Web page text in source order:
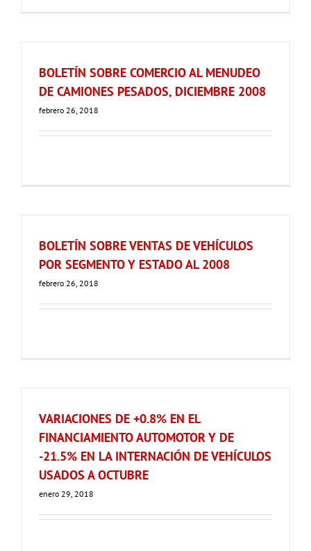
BOLETÍN SOBRE COMERCIO AL MENUDEO
DE CAMIONES PESADOS, DICIEMBRE 2008
febrero 26, 2018
BOLETÍN SOBRE VENTAS DE VEHÍCULOS
POR SEGMENTO Y ESTADO AL 2008
febrero 26, 2018
VARIACIONES DE +0.8% EN EL
FINANCIAMIENTO AUTOMOTOR Y DE
-21.5% EN LA INTERNACIÓN DE VEHÍCULOS
USADOS A OCTUBRE
enero 29, 2018